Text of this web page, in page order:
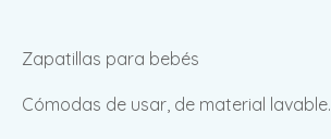
Zapatillas para bebés
Cómodas de usar, de material lavable.